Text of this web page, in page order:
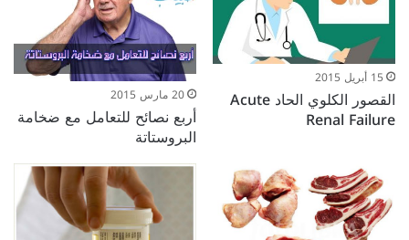
15 أبريل 2015
القصور الكلوي الحاد Acute
Renal Failure
20 مارس 2015
أربع نصائح للتعامل مع ضخامة
البروستاتة